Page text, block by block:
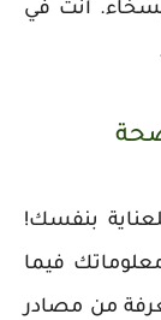
أنت في
بنفسك!
فيما
من مصادر